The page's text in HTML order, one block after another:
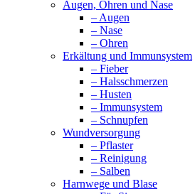
Augen, Ohren und Nase
– Augen
– Nase
– Ohren
Erkältung und Immunsystem
– Fieber
– Halsschmerzen
– Husten
– Immunsystem
– Schnupfen
Wundversorgung
– Pflaster
– Reinigung
– Salben
Harnwege und Blase